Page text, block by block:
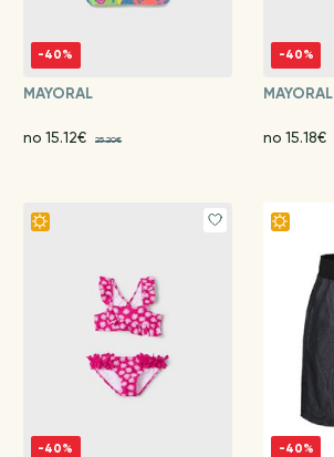
-40%
MAYORAL
no 15.12€ 25.20€
-40%
MAYORAL
no 15.18€
-40% -40%